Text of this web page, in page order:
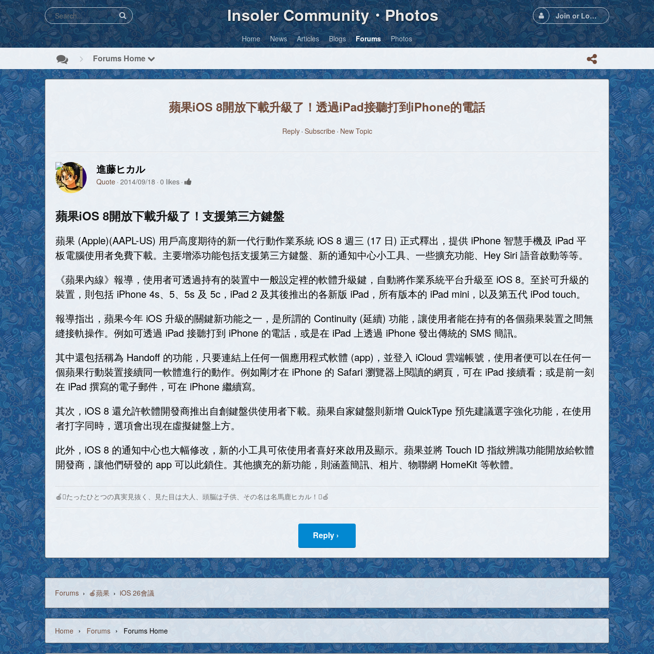
Insoler Community・Photos Join or Login
Home News Articles Blogs Forums Photos
Forums Home
蘋果iOS 8開放下載升級了！透過iPad接聽打到iPhone的電話
Reply Subscribe New Topic
進藤ヒカル
Quote 2014/09/18 0 likes
蘋果iOS 8開放下載升級了！支援第三方鍵盤
蘋果 (Apple)(AAPL-US) 用戶高度期待的新一代行動作業系統 iOS 8 週三 (17 日) 正式釋出，提供 iPhone 智慧手機及 iPad 平
板電腦使用者免費下載。主要增添功能包括支援第三方鍵盤、新的通知中心小工具、一些擴充功能、Hey Siri 語音啟動等等。
《蘋果內線》報導，使用者可透過持有的裝置中一般設定裡的軟體升級鍵，自動將作業系統平台升級至 iOS 8。至於可升級的
裝置，則包括 iPhone 4s、5、5s 及 5c，iPad 2 及其後推出的各新版 iPad，所有版本的 iPad mini，以及第五代 iPod touch。
報導指出，蘋果今年 iOS 升級的關鍵新功能之一，是所謂的 Continuity (延續) 功能，讓使用者能在持有的各個蘋果裝置之間無
縫接軌操作。例如可透過 iPad 接聽打到 iPhone 的電話，或是在 iPad 上透過 iPhone 發出傳統的 SMS 簡訊。
其中還包括稱為 Handoff 的功能，只要連結上任何一個應用程式軟體 (app)，並登入 iCloud 雲端帳號，使用者便可以在任何一
個蘋果行動裝置接續同一軟體進行的動作。例如剛才在 iPhone 的 Safari 瀏覽器上閱讀的網頁，可在 iPad 接續看；或是前一刻
在 iPad 撰寫的電子郵件，可在 iPhone 繼續寫。
其次，iOS 8 還允許軟體開發商推出自創鍵盤供使用者下載。蘋果自家鍵盤則新增 QuickType 預先建議選字強化功能，在使用
者打字同時，選項會出現在虛擬鍵盤上方。
此外，iOS 8 的通知中心也大幅修改，新的小工具可依使用者喜好來啟用及顯示。蘋果並將 Touch ID 指紋辨識功能開放給軟體
開發商，讓他們研發的 app 可以此鎖住。其他擴充的新功能，則涵蓋簡訊、相片、物聯網 HomeKit 等軟體。
🍎たったひとつの真実見抜く、見た目は大人、頭脳は子供、その名は名馬鹿ヒカル！🍏
Reply ›
Forums › 🍎蘋果 › iOS 26會議
Home › Forums › Forums Home